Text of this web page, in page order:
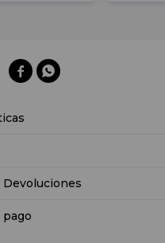
 
Devoluciones
pago